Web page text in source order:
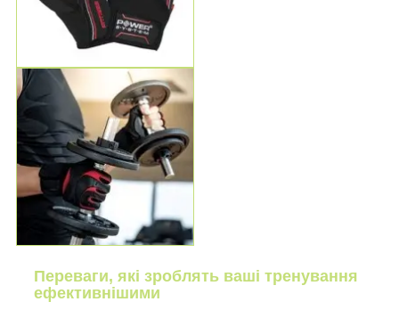
Переваги, які зроблять ваші тренування
ефективнішими